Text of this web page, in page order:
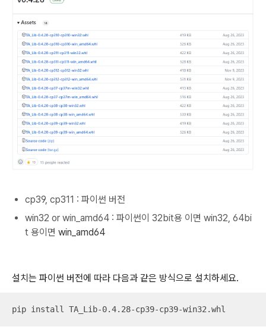
cp39, cp311 : 파이썬 버전
win32 or win_amd64 : 파이썬이 32bit용 이면 win32, 64bi
t 용이면 win_amd64
설치는 파이썬 버전에 따라 다음과 같은 방식으로 설치하세요.
pip install TA_Lib-0.4.28-cp39-cp39-win32.whl